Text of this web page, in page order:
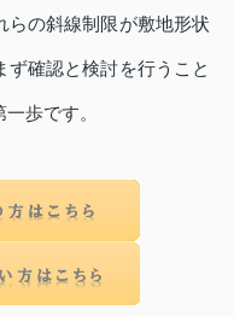
らの斜線制限が敷地形状
確認と検討を行うこと
歩です。